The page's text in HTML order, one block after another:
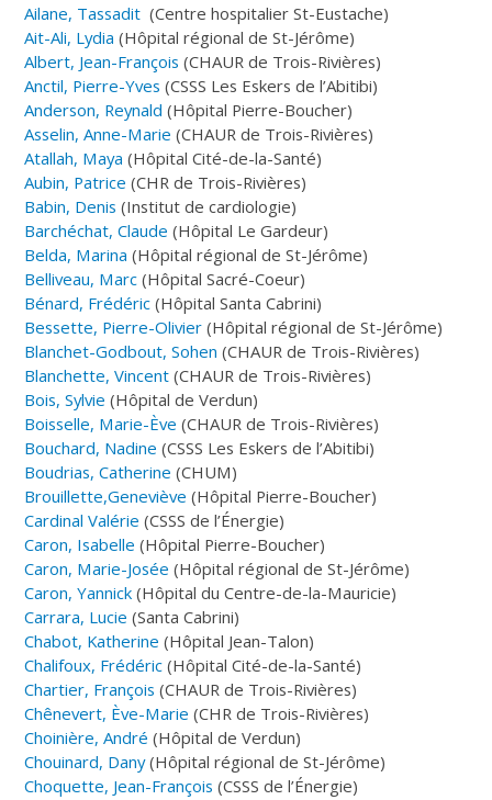
Ailane, Tassadit (Centre hospitalier St-Eustache)
Ait-Ali, Lydia (Hôpital régional de St-Jérôme)
Albert, Jean-François (CHAUR de Trois-Rivières)
Anctil, Pierre-Yves (CSSS Les Eskers de l’Abitibi)
Anderson, Reynald (Hôpital Pierre-Boucher)
Asselin, Anne-Marie (CHAUR de Trois-Rivières)
Atallah, Maya (Hôpital Cité-de-la-Santé)
Aubin, Patrice (CHR de Trois-Rivières)
Babin, Denis (Institut de cardiologie)
Barchéchat, Claude (Hôpital Le Gardeur)
Belda, Marina (Hôpital régional de St-Jérôme)
Belliveau, Marc (Hôpital Sacré-Coeur)
Bénard, Frédéric (Hôpital Santa Cabrini)
Bessette, Pierre-Olivier (Hôpital régional de St-Jérôme)
Blanchet-Godbout, Sohen (CHAUR de Trois-Rivières)
Blanchette, Vincent (CHAUR de Trois-Rivières)
Bois, Sylvie (Hôpital de Verdun)
Boisselle, Marie-Ève (CHAUR de Trois-Rivières)
Bouchard, Nadine (CSSS Les Eskers de l’Abitibi)
Boudrias, Catherine (CHUM)
Brouillette,Geneviève (Hôpital Pierre-Boucher)
Cardinal Valérie (CSSS de l’Énergie)
Caron, Isabelle (Hôpital Pierre-Boucher)
Caron, Marie-Josée (Hôpital régional de St-Jérôme)
Caron, Yannick (Hôpital du Centre-de-la-Mauricie)
Carrara, Lucie (Santa Cabrini)
Chabot, Katherine (Hôpital Jean-Talon)
Chalifoux, Frédéric (Hôpital Cité-de-la-Santé)
Chartier, François (CHAUR de Trois-Rivières)
Chênevert, Ève-Marie (CHR de Trois-Rivières)
Choinière, André (Hôpital de Verdun)
Chouinard, Dany(Hôpital régional de St-Jérôme)
Choquette, Jean-François(CSSS de l’Énergie)